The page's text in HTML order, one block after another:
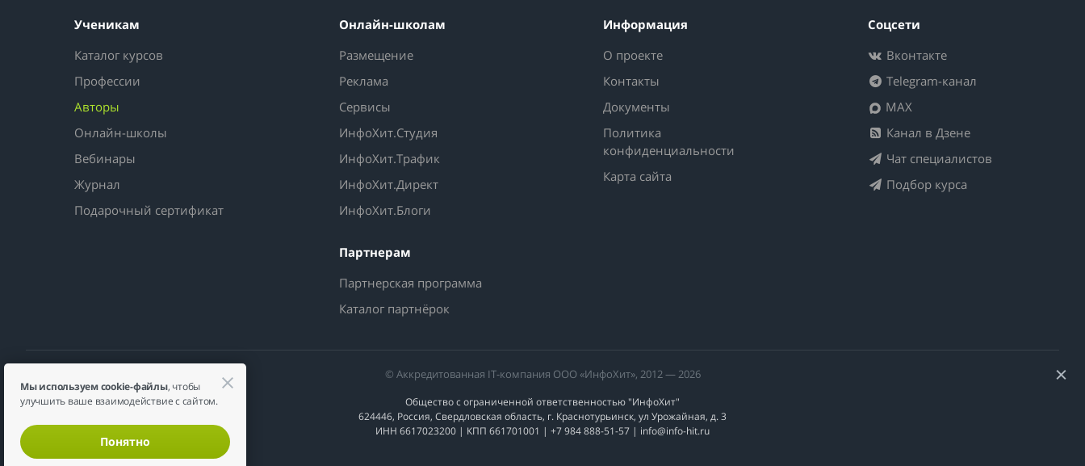
Ученикам
Каталог курсов
Профессии
Авторы
Онлайн-школы
Вебинары
Журнал
Подарочный сертификат
Онлайн-школам
Размещение
Реклама
Сервисы
ИнфоХит.Студия
ИнфоХит.Трафик
ИнфоХит.Директ
ИнфоХит.Блоги
Партнерам
Партнерская программа
Каталог партнёрок
Информация
О проекте
Контакты
Документы
Политика
конфиденциальности
Карта сайта
Соцсети
Вконтакте
Telegram-канал
MAX
Канал в Дзене
Чат специалистов
Подбор курса
© Аккредитованная IT-компания ООО «ИнфоХит», 2012 — 2026
Общество с ограниченной ответственностью "ИнфоХит"
624446, Россия, Свердловская область, г. Краснотурьинск, ул Урожайная, д. 3
ИНН 6617023200 | КПП 661701001 | +7 984 888-51-57 | info@info-hit.ru
Мы используем cookie-файлы, чтобы
улучшить ваше взаимодействие с сайтом.
Понятно